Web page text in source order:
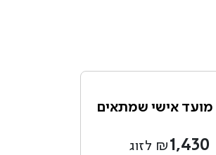
מועד אישי שמתאים
1,430 ₪ לזוג